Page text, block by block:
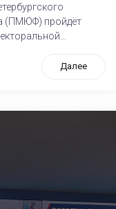
(ПМЮФ) пройдёт
Далее